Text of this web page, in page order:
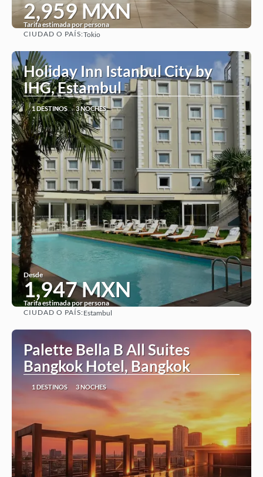
2,959 MXN
Tarifa estimada por persona
CIUDAD O PAÍS:Tokio
Holiday Inn Istanbul City by
IHG, Estambul
1 DESTINOS 3 NOCHES
Desde
1,947 MXN
Tarifa estimada por persona
CIUDAD O PAÍS:Estambul
Palette Bella B All Suites
Bangkok Hotel, Bangkok
1 DESTINOS 3 NOCHES